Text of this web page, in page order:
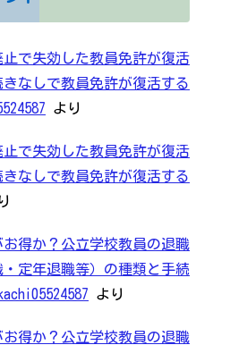
で失効した教員免許が復活
なしで教員免許が復活する
より
で失効した教員免許が復活
なしで教員免許が復活する
得か？公立学校教員の退職
・定年退職等）の種類と手続
より
得か？公立学校教員の退職